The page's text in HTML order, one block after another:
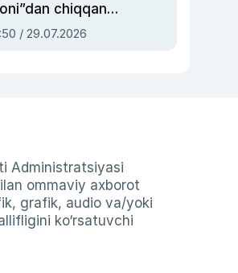
chiqqan
— Ukraina
bosh
/ 29.07.2026
Administratsiyasi
ommaviy axborot
grafik, audio va/yoki
ko‘rsatuvchi